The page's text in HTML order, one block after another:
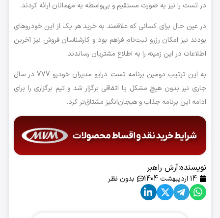
در تست را نیز به صورت مستقیم و بی‌واسطه به مهمانان ارائه کردند.
در عین حال برای کسانی که علاقمند به خرید هر یک از این خودروهای
بودند نیز امکان رزرو ثبت‌نام فراهم بود و کارشناسان فروش نیز آخرین
اطلاعات در این زمینه را به اطلاع مشتریان رساندند.
به این ترتیب دومین برنامه تست درایو مدیران خودرو 777 در سال
جاری نیز بدون هیچ مشکل یا اتفاقی برگزار شد و تیم برگزاری را برای
ادامه این برنامه جذاب و هیجان‌انگیز مشتاق‌تر کرد.
نویسنده:آرش راهبر
14 اردیبهشت 1404 بدون نظر